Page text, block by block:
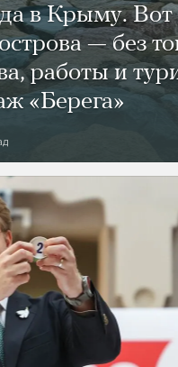
в Крыму. Вот
— без
работы и
«Берега»